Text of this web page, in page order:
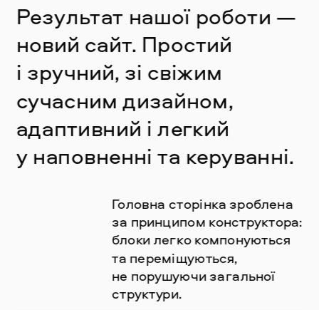
Результат нашої роботи —
новий сайт. Простий
і зручний, зі свіжим
сучасним дизайном,
адаптивний і легкий
у наповненні та керуванні.
Головна сторінка зроблена
за принципом конcтруктора:
блоки легко компонуються
та переміщуються,
не порушуючи загальної
структури.